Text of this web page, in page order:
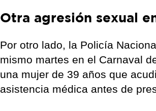
Otra agresión sexual
Por otro lado, la Policía
mismo martes en el Carnaval
una mujer de 39 años que
asistencia médica antes de